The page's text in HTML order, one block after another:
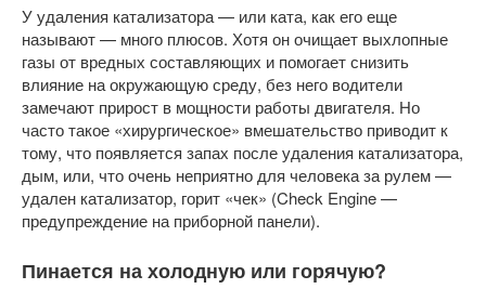
У удаления катализатора — или ката, как его еще
называют — много плюсов. Хотя он очищает выхлопные
газы от вредных составляющих и помогает снизить
влияние на окружающую среду, без него водители
замечают прирост в мощности работы двигателя. Но
часто такое «хирургическое» вмешательство приводит к
тому, что появляется запах после удаления катализатора,
дым, или, что очень неприятно для человека за рулем —
удален катализатор, горит «чек» (Check Engine —
предупреждение на приборной панели).
Пинается на холодную или горячую?